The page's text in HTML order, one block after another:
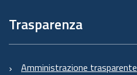
Trasparenza
Amministrazione trasparente